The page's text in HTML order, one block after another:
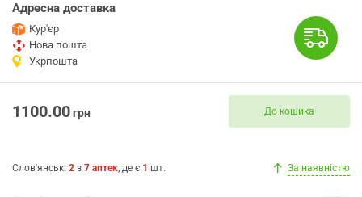
Адресна доставка
Кур'єр
Нова пошта
Укрпошта
1100.00грн До кошика
Слов'янськ: 2 з 7 аптек, де є 1 шт. За наявністю